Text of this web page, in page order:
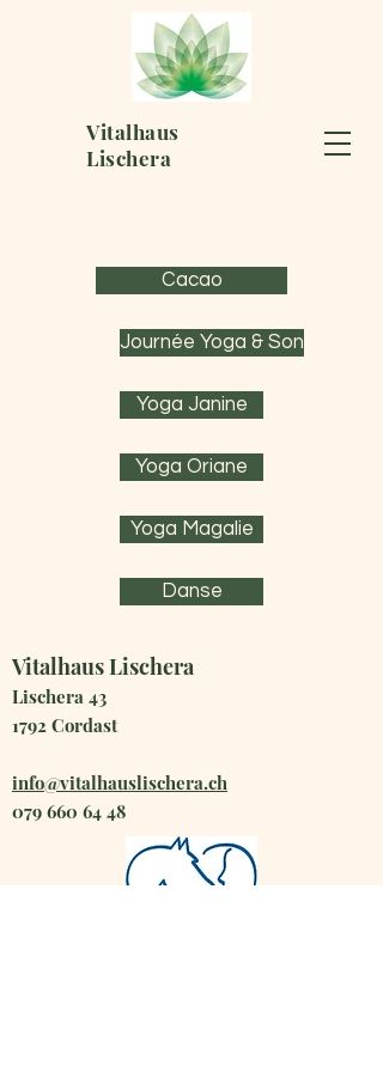
Vitalhaus
Lischera
Cacao
Journée Yoga & Son
Yoga Janine
Yoga Oriane
Yoga Magalie
Danse
Vitalhaus Lischera
Lischera 43
1792 Cordast
info@vitalhauslischera.ch
079 660 64 48